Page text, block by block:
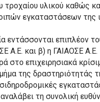
τροχαίου υλικού καθώς
εγκαταστάσεων της
εντάσσονται επιπλέον
Α.Ε. και β) η ΓΑΙΑΟΣΕ
στο επιχειρησιακά
της δραστηριότητάς
τη συνολική